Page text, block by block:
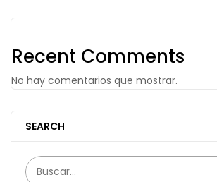
Recent Comments
No hay comentarios que mostrar.
SEARCH